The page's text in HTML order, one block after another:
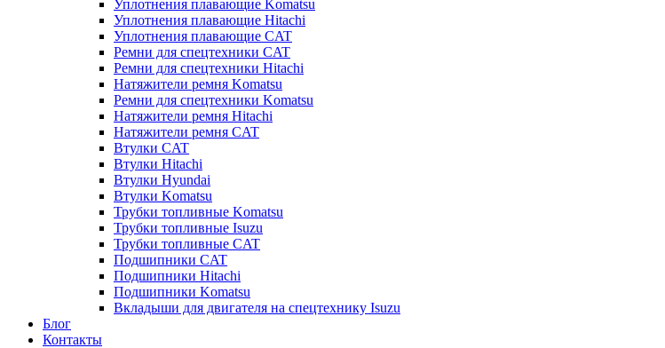
Уплотнения плавающие Komatsu
Уплотнения плавающие Hitachi
Уплотнения плавающие CAT
Ремни для спецтехники CAT
Ремни для спецтехники Hitachi
Натяжители ремня Komatsu
Ремни для спецтехники Komatsu
Натяжители ремня Hitachi
Натяжители ремня CAT
Втулки CAT
Втулки Hitachi
Втулки Hyundai
Втулки Komatsu
Трубки топливные Komatsu
Трубки топливные Isuzu
Трубки топливные CAT
Подшипники CAT
Подшипники Hitachi
Подшипники Komatsu
Вкладыши для двигателя на спецтехнику Isuzu
Блог
Контакты